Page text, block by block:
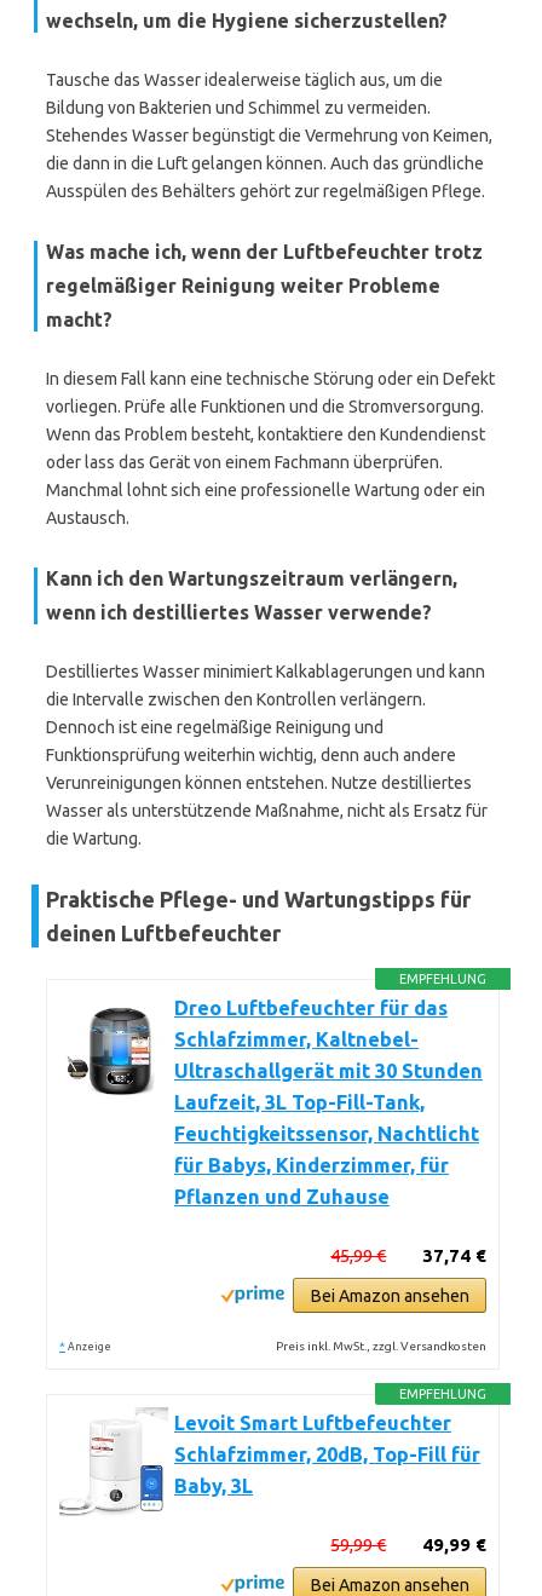
wechseln, um die Hygiene sicherzustellen?
Tausche das Wasser idealerweise täglich aus, um die
Bildung von Bakterien und Schimmel zu vermeiden.
Stehendes Wasser begünstigt die Vermehrung von Keimen,
die dann in die Luft gelangen können. Auch das gründliche
Ausspülen des Behälters gehört zur regelmäßigen Pflege.
Was mache ich, wenn der Luftbefeuchter trotz
regelmäßiger Reinigung weiter Probleme
macht?
In diesem Fall kann eine technische Störung oder ein Defekt
vorliegen. Prüfe alle Funktionen und die Stromversorgung.
Wenn das Problem besteht, kontaktiere den Kundendienst
oder lass das Gerät von einem Fachmann überprüfen.
Manchmal lohnt sich eine professionelle Wartung oder ein
Austausch.
Kann ich den Wartungszeitraum verlängern,
wenn ich destilliertes Wasser verwende?
Destilliertes Wasser minimiert Kalkablagerungen und kann
die Intervalle zwischen den Kontrollen verlängern.
Dennoch ist eine regelmäßige Reinigung und
Funktionsprüfung weiterhin wichtig, denn auch andere
Verunreinigungen können entstehen. Nutze destilliertes
Wasser als unterstützende Maßnahme, nicht als Ersatz für
die Wartung.
Praktische Pflege- und Wartungstipps für
deinen Luftbefeuchter
EMPFEHLUNG
Dreo Luftbefeuchter für das
Schlafzimmer, Kaltnebel-
Ultraschallgerät mit 30 Stunden
Laufzeit, 3L Top-Fill-Tank,
Feuchtigkeitssensor, Nachtlicht
für Babys, Kinderzimmer, für
Pflanzen und Zuhause
37,74 €
45,99 €
Bei Amazon ansehen
* Anzeige Preis inkl. MwSt., zzgl. Versandkosten
EMPFEHLUNG
Levoit Smart Luftbefeuchter
Schlafzimmer, 20dB, Top-Fill für
Baby, 3L
49,99 €
59,99 €
Bei Amazon ansehen